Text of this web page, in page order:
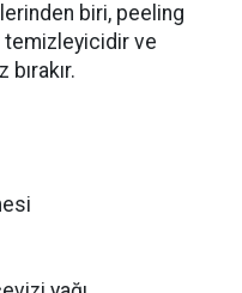
biri, peeling
temizleyicidir ve